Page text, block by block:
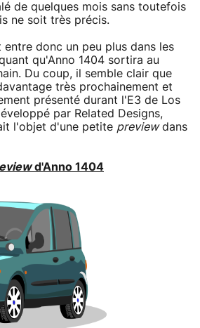
de quelques mois sans toutefois
ne soit très précis.
donc un peu plus dans les
qu'Anno 1404 sortira au
Du coup, il semble clair que
très prochainement et
présenté durant l'E3 de Los
par Related Designs,
l'objet d'une petite previewdans
d'Anno 1404